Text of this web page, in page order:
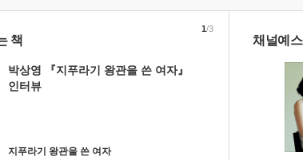
책
박상영 『지푸라기 왕관을 쓴 여자』
인터뷰
지푸라기 왕관을 쓴 여자
1/3
채널예스